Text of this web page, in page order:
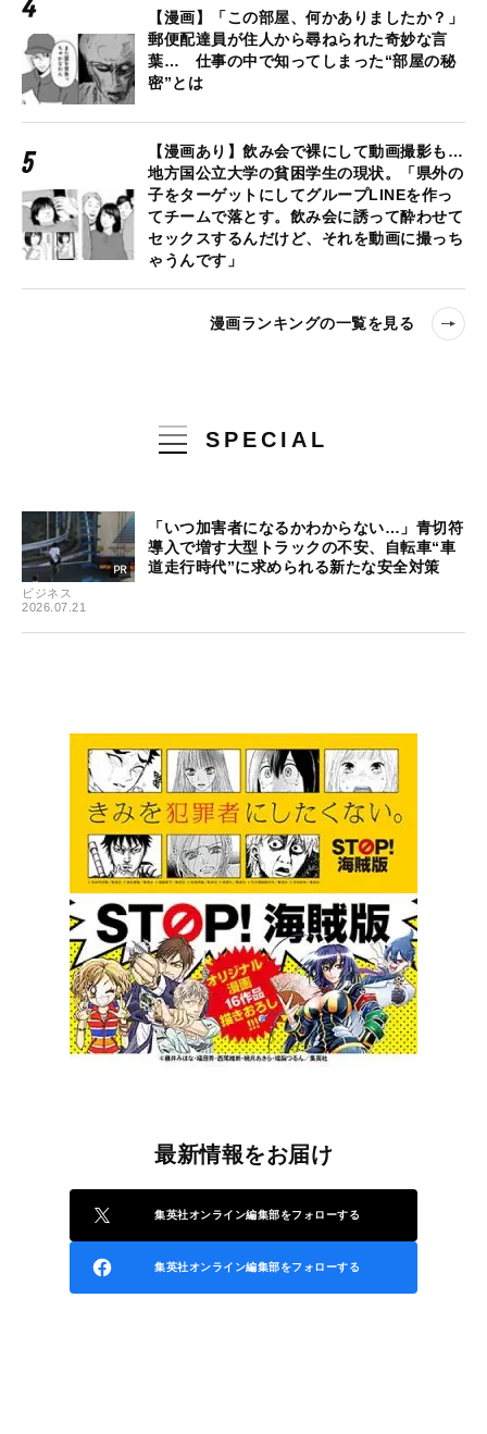
【漫画】「この部屋、何かありましたか？」
郵便配達員が住人から尋ねられた奇妙な言
葉… 仕事の中で知ってしまった“部屋の秘
密”とは
【漫画あり】飲み会で裸にして動画撮影も…
地方国公立大学の貧困学生の現状。「県外の
子をターゲットにしてグループLINEを作っ
てチームで落とす。飲み会に誘って酔わせて
セックスするんだけど、それを動画に撮っち
ゃうんです」
漫画ランキングの一覧を見る
SPECIAL
ビジネス
2026.07.21
「いつ加害者になるかわからない…」青切符
導入で増す大型トラックの不安、自転車“車
道走行時代”に求められる新たな安全対策
最新情報をお届け
集英社オンライン編集部をフォローする
集英社オンライン編集部をフォローする